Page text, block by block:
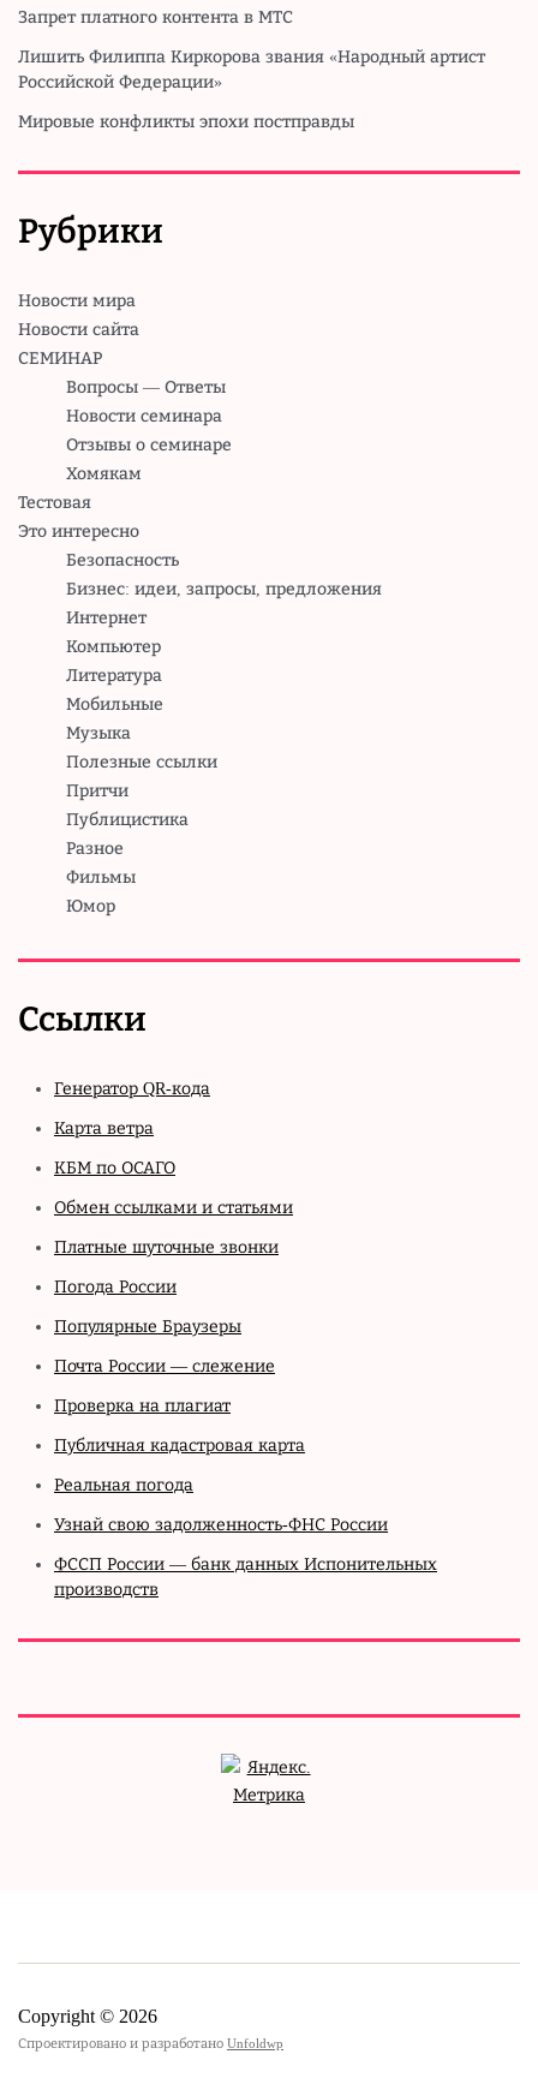
Запрет платного контента в МТС
Лишить Филиппа Киркорова звания «Народный артист
Российской Федерации»
Мировые конфликты эпохи постправды
Рубрики
Новости мира
Новости сайта
СЕМИНАР
Вопросы — Ответы
Новости семинара
Отзывы о семинаре
Хомякам
Тестовая
Это интересно
Безопасность
Бизнес: идеи, запросы, предложения
Интернет
Компьютер
Литература
Мобильные
Музыка
Полезные ссылки
Притчи
Публицистика
Разное
Фильмы
Юмор
Ссылки
Генератор QR-кода
Карта ветра
КБМ по ОСАГО
Обмен ссылками и статьями
Платные шуточные звонки
Погода России
Популярные Браузеры
Почта России — слежение
Проверка на плагиат
Публичная кадастровая карта
Реальная погода
Узнай свою задолженность-ФНС России
ФССП России — банк данных Испонительных
производств
Copyright © 2026
Спроектировано и разработано Unfoldwp